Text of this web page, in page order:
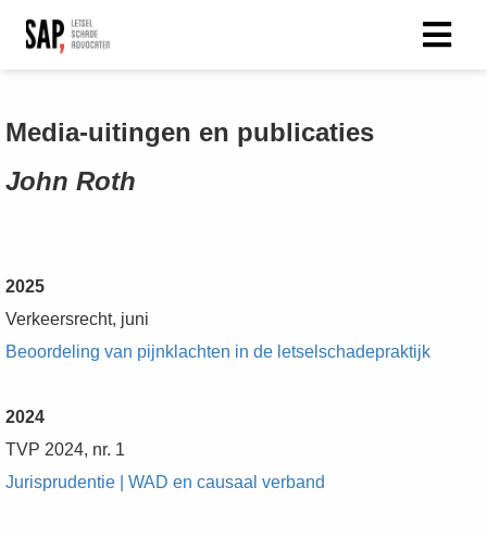
Media-uitingen en publicaties
John Roth
2025
Verkeersrecht, juni
Beoordeling van pijnklachten in de letselschadepraktijk
2024
TVP 2024, nr. 1
Jurisprudentie | WAD en causaal verband